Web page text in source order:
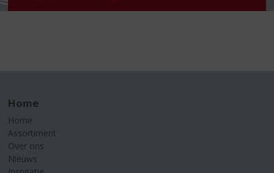
Home
Home
Assortiment
Over ons
Nieuws